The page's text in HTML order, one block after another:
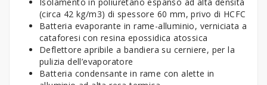
(circa 42 kg/m3) di spessore 60 mm, privo di HCFC
Batteria evaporante in rame-alluminio, verniciata a
cataforesi con resina epossidica atossica
Deflettore apribile a bandiera su cerniere, per la
pulizia dell’evaporatore
Batteria condensante in rame con alette in